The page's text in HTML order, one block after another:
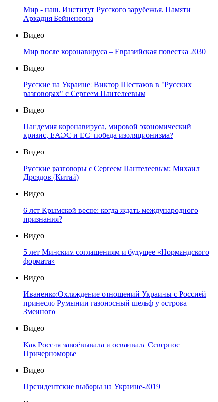
Мир - наш. Институт Русского зарубежья. Памяти
Аркадия Бейненсона
Видео
Мир после коронавируса – Евразийская повестка 2030
Видео
Русские на Украине: Виктор Шестаков в "Русских
разговорах" с Сергеем Пантелеевым
Видео
Пандемия коронавируса, мировой экономический
кризис, ЕАЭС и ЕС: победа изоляционизма?
Видео
Русские разговоры с Сергеем Пантелеевым: Михаил
Дроздов (Китай)
Видео
6 лет Крымской весне: когда ждать международного
признания?
Видео
5 лет Минским соглашениям и будущее «Нормандского
формата»
Видео
Иваненко:Охлаждение отношений Украины с Россией
принесло Румынии газоносный шельф у острова
Змеиного
Видео
Как Россия завоёвывала и осваивала Северное
Причерноморье
Видео
Президентские выборы на Украине-2019